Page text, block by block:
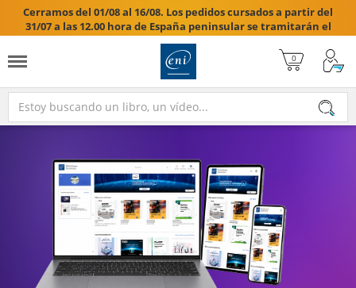
Cerramos del 01/08 al 16/08. Los pedidos cursados a partir del
31/07 a las 12.00 hora de España peninsular se tramitarán el
17/08/2026.
